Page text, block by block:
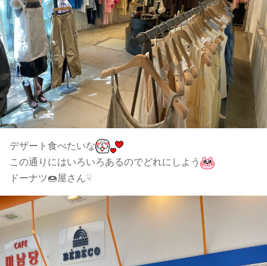
デザート食べたいな
この通りにはいろいろあるのでどれにしよう
ドーナツ🍩屋さん☟